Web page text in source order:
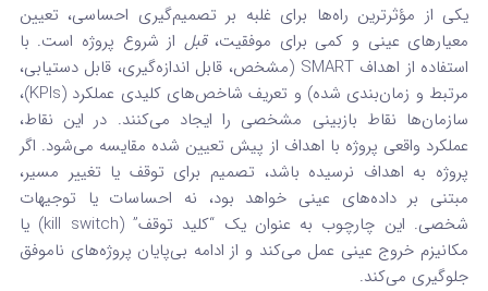
یکی از مؤثرترین راه‌ها برای غلبه بر تصمیم‌گیری احساسی، تعیین
معیارهای عینی و کمی برای موفقیت،قبل از شروع پروژه است. با
استفاده از اهداف SMART (مشخص، قابل اندازه‌گیری، قابل دستیابی،
مرتبط و زمان‌بندی شده) و تعریف شاخص‌های کلیدی عملکرد (KPIs)،
سازمان‌ها نقاط بازبینی مشخصی را ایجاد می‌کنند. در این نقاط،
عملکرد واقعی پروژه با اهداف از پیش تعیین شده مقایسه می‌شود. اگر
پروژه به اهداف نرسیده باشد، تصمیم برای توقف یا تغییر مسیر،
مبتنی بر داده‌های عینی خواهد بود، نه احساسات یا توجیهات
شخصی.
این چارچوب به عنوان یک “کلید توقف” (kill switch) یا
مکانیزم خروج عینی عمل می‌کند و از ادامه بی‌پایان پروژه‌های ناموفق
جلوگیری می‌کند.